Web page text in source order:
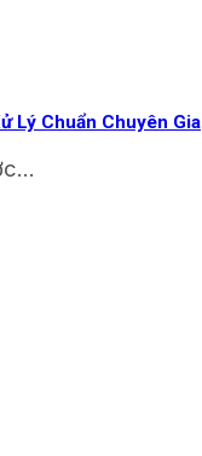
Lý Chuẩn Chuyên Gia